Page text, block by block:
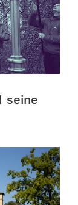
seine